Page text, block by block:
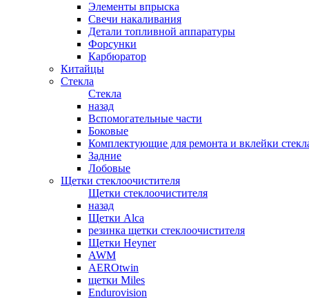
Элементы впрыска
Свечи накаливания
Детали топливной аппаратуры
Форсунки
Карбюратор
Китайцы
Стекла
Стекла
назад
Вспомогательные части
Боковые
Комплектующие для ремонта и вклейки
Задние
Лобовые
Щетки стеклоочистителя
Щетки стеклоочистителя
назад
Щетки Alca
резинка щетки стеклоочистителя
Щетки Heyner
AWM
AEROtwin
щетки Miles
Endurovision